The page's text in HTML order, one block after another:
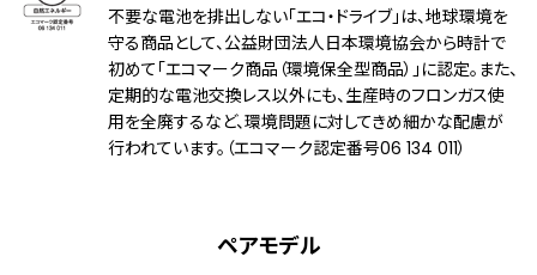
充電警告機能
過充電防止機能
パワーセーブ機能
フル充電時約2.5年可動(パワーセーブ作
動時)
受信局自動選択機能
パーペチュアルカレンダー
時差設定機能
不要な電池を排出しない「エコ・ドライブ」は、地球環境を
守る商品として、公益財団法人日本環境協会から時計で
初めて「エコマーク商品（環境保全型商品）」に認定。また、
定期的な電池交換レス以外にも、生産時のフロンガス使
用を全廃するなど、環境問題に対してきめ細かな配慮が
行われています。（エコマーク認定番号06 134 011）
ペアモデル